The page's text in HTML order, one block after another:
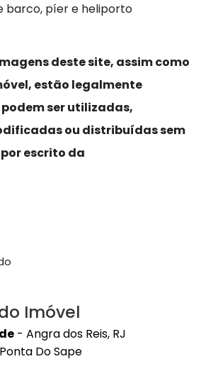
barco, píer e heliporto
deste site, assim como
estão legalmente
ser utilizadas,
ou distribuídas sem
escrito da
Imóvel
- Angra dos Reis, RJ
Do Sape